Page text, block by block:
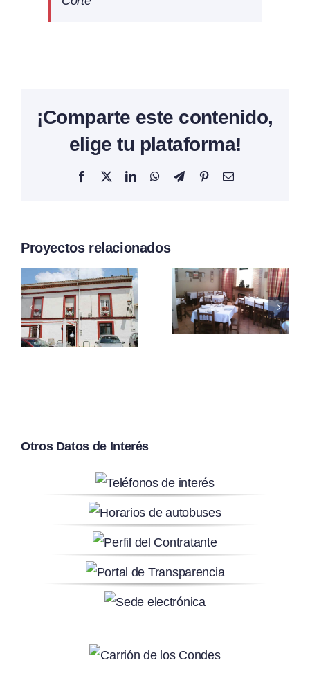
¡Comparte este contenido,
elige tu plataforma!
Facebook
X LinkedInWhatsAppTelegramPinterestCorreo
Proyectos relacionados
Mesón El
Portón
Real
De San
Otros Datos de Interés